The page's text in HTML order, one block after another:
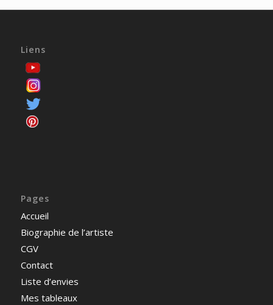
Liens
Pages
Accueil
Biographie de l’artiste
CGV
Contact
Liste d’envies
Mes tableaux